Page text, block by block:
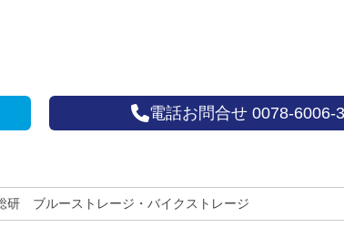
電話お問合せ 0078-6006-
研 ブルーストレージ・バイクストレージ